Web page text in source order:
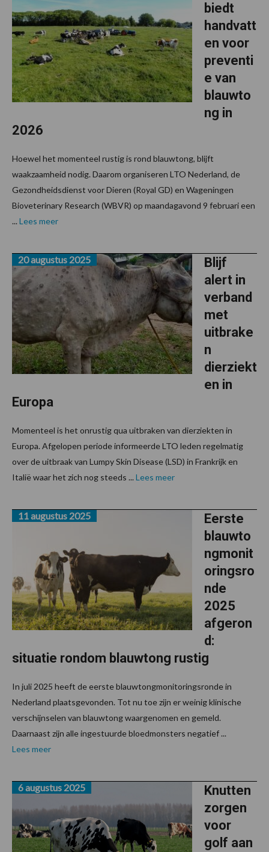
biedt
handvatt
en voor
preventi
e van
blauwto
ng in
2026
Hoewel het momenteel rustig is rond blauwtong, blijft
waakzaamheid nodig. Daarom organiseren LTO Nederland, de
Gezondheidsdienst voor Dieren (Royal GD) en Wageningen
Bioveterinary Research (WBVR) op maandagavond 9 februari een
... Lees meer
Blijf
alert in
verband
met
uitbrake
n
dierziekt
en in
Europa
20 augustus 2025
Momenteel is het onrustig qua uitbraken van dierziekten in
Europa. Afgelopen periode informeerde LTO leden regelmatig
over de uitbraak van Lumpy Skin Disease (LSD) in Frankrijk en
Italië waar het zich nog steeds ... Lees meer
Eerste
blauwto
ngmonit
oringsro
nde
2025
afgeron
d:
situatie rondom blauwtong rustig
11 augustus 2025
In juli 2025 heeft de eerste blauwtongmonitoringsronde in
Nederland plaatsgevonden. Tot nu toe zijn er weinig klinische
verschijnselen van blauwtong waargenomen en gemeld.
Daarnaast zijn alle ingestuurde bloedmonsters negatief ...
Lees meer
Knutten
zorgen
voor
golf aan
6 augustus 2025